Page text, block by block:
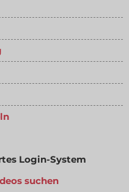
Login-System
suchen